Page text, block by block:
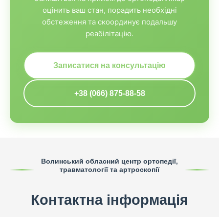
оцінить ваш стан, порадить необхідні
обстеження та скоординує подальшу
реабілітацію.
Записатися на консультацію
+38 (066) 875-88-58
Волинський обласний центр ортопедії,
травматології та артроскопії
Контактна інформація